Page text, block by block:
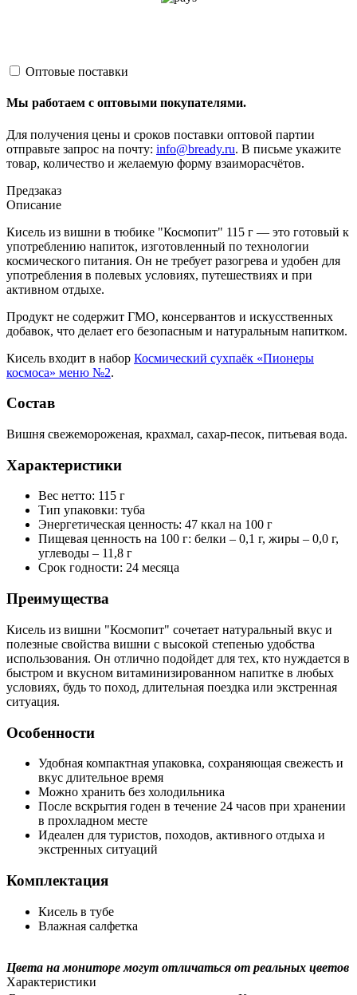
Оптовые поставки
Мы работаем с оптовыми покупателями.
Для получения цены и сроков поставки оптовой партии
отправьте запрос на почту: info@bready.ru. В письме укажите
товар, количество и желаемую форму взаиморасчётов.
Предзаказ
Описание
Кисель из вишни в тюбике "Космопит" 115 г — это готовый к
употреблению напиток, изготовленный по технологии
космического питания. Он не требует разогрева и удобен для
употребления в полевых условиях, путешествиях и при
активном отдыхе.
Продукт не содержит ГМО, консервантов и искусственных
добавок, что делает его безопасным и натуральным напитком.
Кисель входит в набор Космический сухпаёк «Пионеры
космоса» меню №2.
Состав
Вишня свежемороженая, крахмал, сахар-песок, питьевая вода.
Характеристики
Вес нетто: 115 г
Тип упаковки: туба
Энергетическая ценность: 47 ккал на 100 г
Пищевая ценность на 100 г: белки – 0,1 г, жиры – 0,0 г,
углеводы – 11,8 г
Срок годности: 24 месяца
Преимущества
Кисель из вишни "Космопит" сочетает натуральный вкус и
полезные свойства вишни с высокой степенью удобства
использования. Он отлично подойдет для тех, кто нуждается в
быстром и вкусном витаминизированном напитке в любых
условиях, будь то поход, длительная поездка или экстренная
ситуация.
Особенности
Удобная компактная упаковка, сохраняющая свежесть и
вкус длительное время
Можно хранить без холодильника
После вскрытия годен в течение 24 часов при хранении
в прохладном месте
Идеален для туристов, походов, активного отдыха и
экстренных ситуаций
Комплектация
Кисель в тубе
Влажная салфетка
Цвета на мониторе могут отличаться от реальных цветов
Характеристики